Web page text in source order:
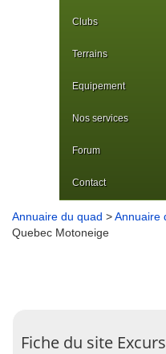
Clubs
Terrains
Equipement
Nos services
Forum
Contact
Annuaire du quad >Annuaire
Quebec Motoneige
Fiche du site